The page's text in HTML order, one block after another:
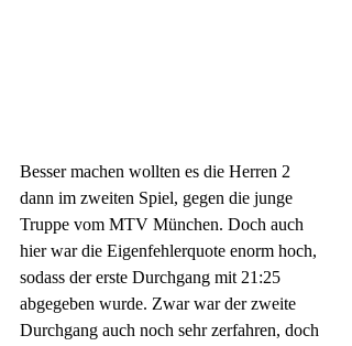
Besser machen wollten es die Herren 2
dann im zweiten Spiel, gegen die junge
Truppe vom MTV München. Doch auch
hier war die Eigenfehlerquote enorm hoch,
sodass der erste Durchgang mit 21:25
abgegeben wurde. Zwar war der zweite
Durchgang auch noch sehr zerfahren, doch